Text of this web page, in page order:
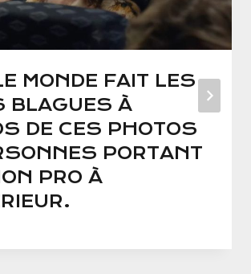
MONDE FAIT LES
BLAGUES À
DE CES PHOTOS
PORTANT
PRO À